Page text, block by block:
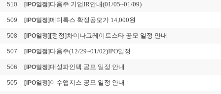
510 [IPO일정] 다음주 기업IR안내(01/05~01/09)
509 [IPO일정]메디톡스 확정공모가 14,000원
508 [IPO일정] [정정]차이나그레이트스타 공모 일정 안내
507 [IPO일정] 다음주(12/29~01/02)IPO일정
506 [IPO일정]대성파인텍 공모 일정 안내
505 [IPO일정] 이수앱지스 공모 일정 안내